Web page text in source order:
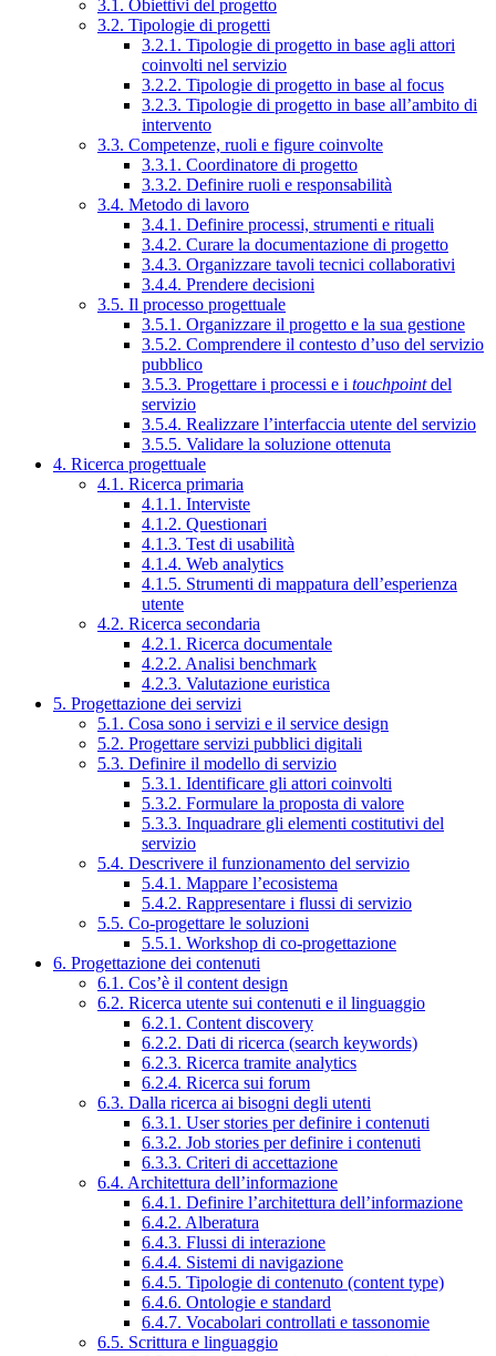
3.1. Obiettivi del progetto
3.2. Tipologie di progetti
3.2.1. Tipologie di progetto in base agli attori
coinvolti nel servizio
3.2.2. Tipologie di progetto in base al focus
3.2.3. Tipologie di progetto in base all’ambito di
intervento
3.3. Competenze, ruoli e figure coinvolte
3.3.1. Coordinatore di progetto
3.3.2. Definire ruoli e responsabilità
3.4. Metodo di lavoro
3.4.1. Definire processi, strumenti e rituali
3.4.2. Curare la documentazione di progetto
3.4.3. Organizzare tavoli tecnici collaborativi
3.4.4. Prendere decisioni
3.5. Il processo progettuale
3.5.1. Organizzare il progetto e la sua gestione
3.5.2. Comprendere il contesto d’uso del servizio
pubblico
3.5.3. Progettare i processi e i touchpointdel
servizio
3.5.4. Realizzare l’interfaccia utente del servizio
3.5.5. Validare la soluzione ottenuta
4. Ricerca progettuale
4.1. Ricerca primaria
4.1.1. Interviste
4.1.2. Questionari
4.1.3. Test di usabilità
4.1.4. Web analytics
4.1.5. Strumenti di mappatura dell’esperienza
utente
4.2. Ricerca secondaria
4.2.1. Ricerca documentale
4.2.2. Analisi benchmark
4.2.3. Valutazione euristica
5. Progettazione dei servizi
5.1. Cosa sono i servizi e il service design
5.2. Progettare servizi pubblici digitali
5.3. Definire il modello di servizio
5.3.1. Identificare gli attori coinvolti
5.3.2. Formulare la proposta di valore
5.3.3. Inquadrare gli elementi costitutivi del
servizio
5.4. Descrivere il funzionamento del servizio
5.4.1. Mappare l’ecosistema
5.4.2. Rappresentare i flussi di servizio
5.5. Co-progettare le soluzioni
5.5.1. Workshop di co-progettazione
6. Progettazione dei contenuti
6.1. Cos’è il content design
6.2. Ricerca utente sui contenuti e il linguaggio
6.2.1. Content discovery
6.2.2. Dati di ricerca (search keywords)
6.2.3. Ricerca tramite analytics
6.2.4. Ricerca sui forum
6.3. Dalla ricerca ai bisogni degli utenti
6.3.1. User stories per definire i contenuti
6.3.2. Job stories per definire i contenuti
6.3.3. Criteri di accettazione
6.4. Architettura dell’informazione
6.4.1. Definire l’architettura dell’informazione
6.4.2. Alberatura
6.4.3. Flussi di interazione
6.4.4. Sistemi di navigazione
6.4.5. Tipologie di contenuto (content type)
6.4.6. Ontologie e standard
6.4.7. Vocabolari controllati e tassonomie
6.5. Scrittura e linguaggio